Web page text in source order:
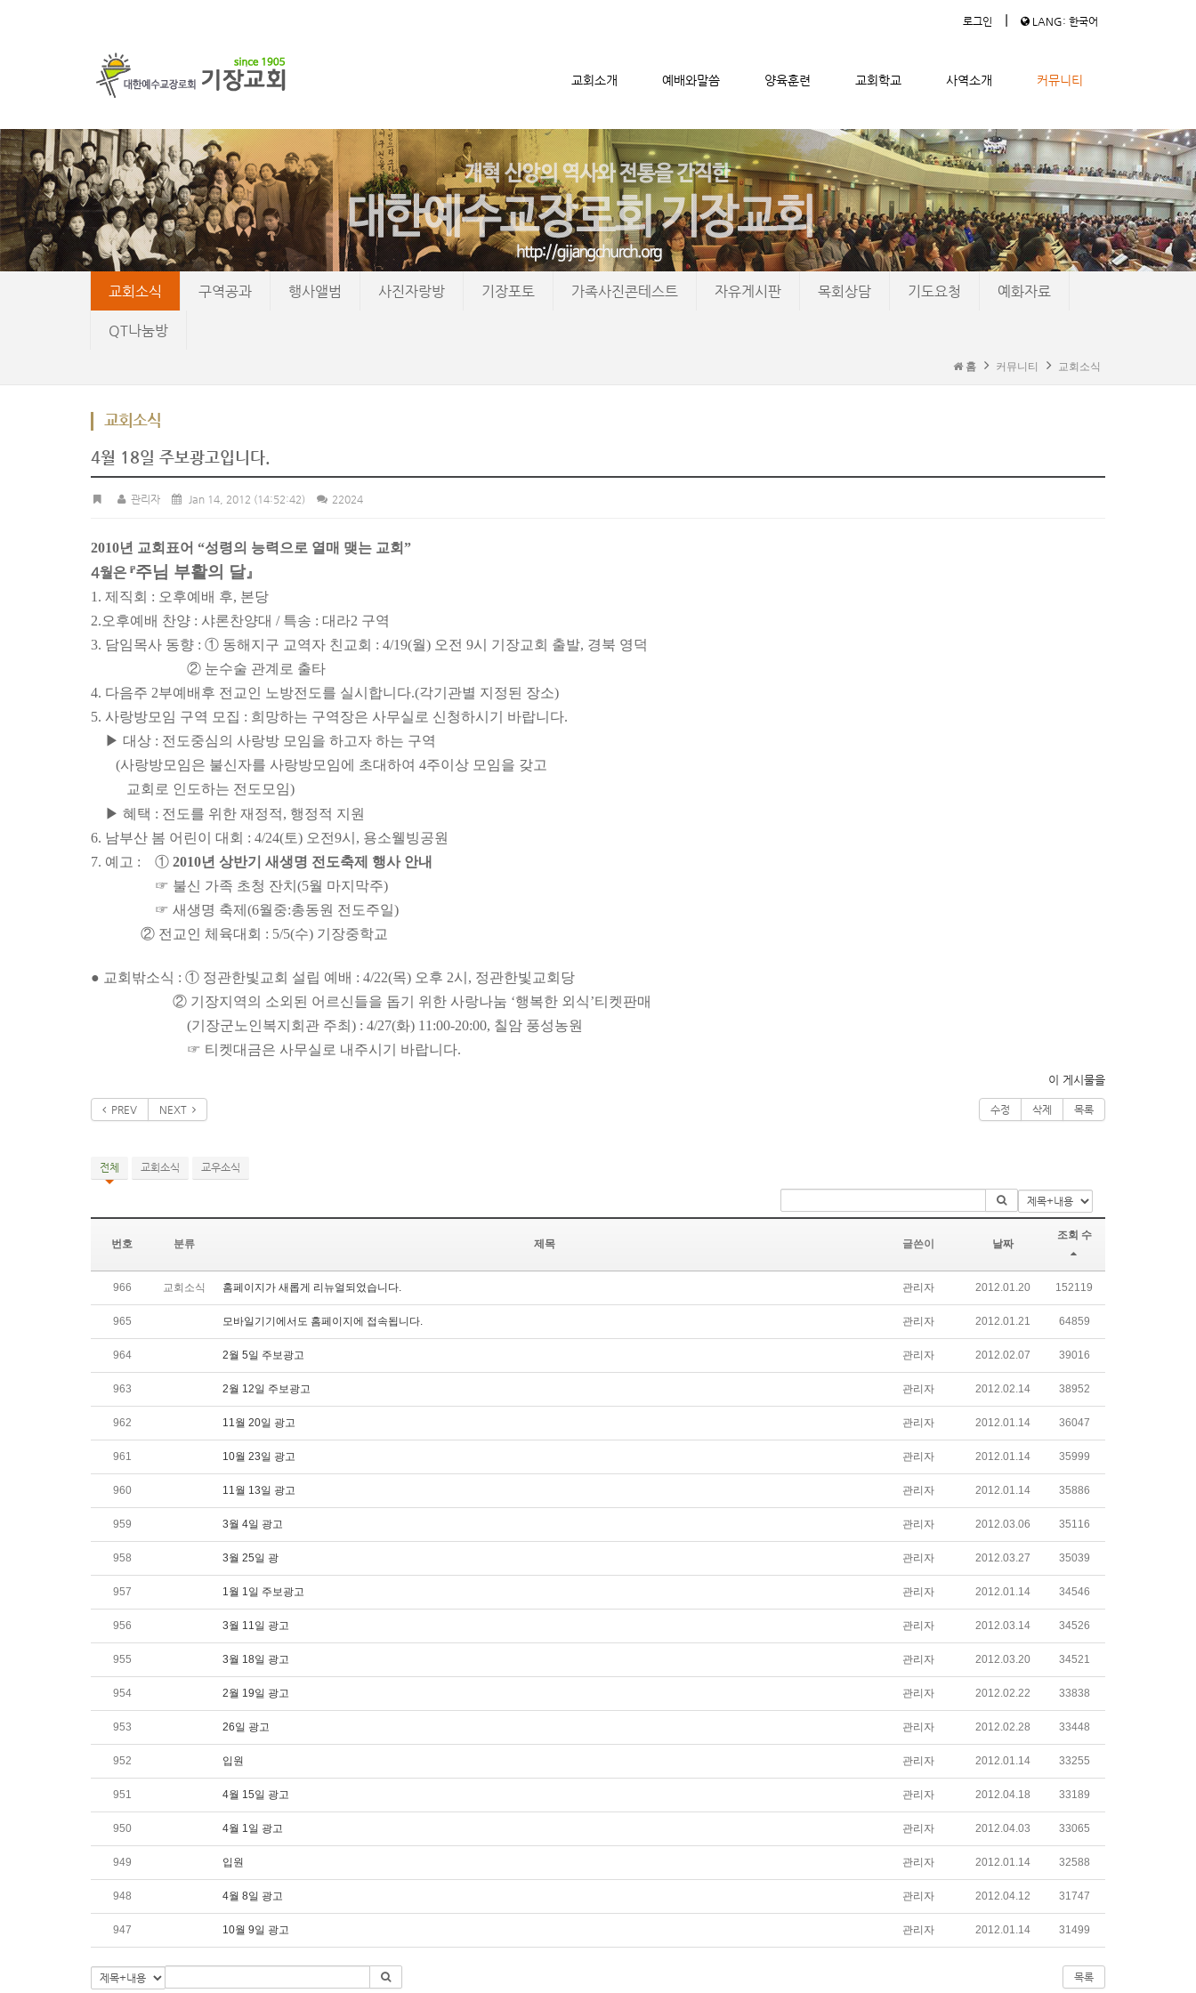
로그인 | LANG: 한국어
교회소개 예배와말씀 양육훈련 교회학교 사역소개 커뮤니티
메뉴 건너뛰기
교회소식 구역공과 행사앨범 사진자랑방 기장포토 가족사진콘테스트 자유게시판 목회상담 기도요청 예화자료
QT나눔방
홈 커뮤니티 교회소식
교회소식
4월 18일 주보광고입니다.
관리자 Jan 14, 2012 (14:52:42) 22024
2010년 교회표어 “성령의 능력으로 열매 맺는 교회”
4월은 『주님 부활의 달』
1. 제직회 : 오후예배 후, 본당
2.오후예배 찬양 : 샤론찬양대 / 특송 : 대라2 구역
3. 담임목사 동향 : ① 동해지구 교역자 친교회 : 4/19(월) 오전 9시 기장교회 출발, 경북 영덕
② 눈수술 관계로 출타
4. 다음주 2부예배후 전교인 노방전도를 실시합니다.(각기관별 지정된 장소)
5. 사랑방모임 구역 모집 : 희망하는 구역장은 사무실로 신청하시기 바랍니다.
▶ 대상 : 전도중심의 사랑방 모임을 하고자 하는 구역
(사랑방모임은 불신자를 사랑방모임에 초대하여 4주이상 모임을 갖고
교회로 인도하는 전도모임)
▶ 혜택 : 전도를 위한 재정적, 행정적 지원
6. 남부산 봄 어린이 대회 : 4/24(토) 오전9시, 용소웰빙공원
7. 예고 : ① 2010년 상반기 새생명 전도축제 행사 안내
☞ 불신 가족 초청 잔치(5월 마지막주)
☞ 새생명 축제 (6월중:총동원 전도주일)
② 전교인 체육대회 : 5/5(수) 기장중학교
● 교회밖소식 : ① 정관한빛교회 설립 예배 : 4/22(목) 오후 2시, 정관한빛교회당
② 기장지역의 소외된 어르신들을 돕기 위한 사랑나눔 ‘행복한 외식’티켓판매
(기장군노인복지회관 주최) : 4/27(화) 11:00-20:00, 칠암 풍성농원
☞ 티켓대금은 사무실로 내주시기 바랍니다.
이 게시물을
PREV NEXT 수정 삭제 목록
전체 교회소식 교우소식
번호 분류 제목 글쓴이 날짜
조회 수
966 교회소식 홈페이지가 새롭게 리뉴얼되었습니다. 관리자 2012.01.20 152119
965 모바일기기에서도 홈페이지에 접속됩니다. 관리자 2012.01.21 64859
964 2월 5일 주보광고 관리자 2012.02.07 39016
963 2월 12일 주보광고 관리자 2012.02.14 38952
962 11월 20일 광고 관리자 2012.01.14 36047
961 10월 23일 광고 관리자 2012.01.14 35999
960 11월 13일 광고 관리자 2012.01.14 35886
959 3월 4일 광고 관리자 2012.03.06 35116
958 3월 25일 광 관리자 2012.03.27 35039
957 1월 1일 주보광고 관리자 2012.01.14 34546
956 3월 11일 광고 관리자 2012.03.14 34526
955 3월 18일 광고 관리자 2012.03.20 34521
954 2월 19일 광고 관리자 2012.02.22 33838
953 26일 광고 관리자 2012.02.28 33448
952 입원 관리자 2012.01.14 33255
951 4월 15일 광고 관리자 2012.04.18 33189
950 4월 1일 광고 관리자 2012.04.03 33065
949 입원 관리자 2012.01.14 32588
948 4월 8일 광고 관리자 2012.04.12 31747
947 10월 9일 광고 관리자 2012.01.14 31499
목록